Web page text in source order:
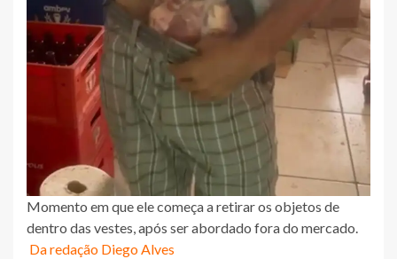
Momento em que ele começa a retirar os objetos de
dentro das vestes, após ser abordado fora do mercado.
Da redação Diego Alves